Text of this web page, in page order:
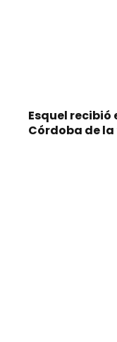
Esquel
Córdoba de